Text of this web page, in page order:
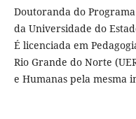
Doutoranda do
da Universidade do
É licenciada em
Rio Grande do Norte
e Humanas pela mesma